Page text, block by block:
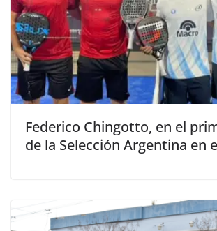
Federico Chingotto, en el
de la Selección Argentina en